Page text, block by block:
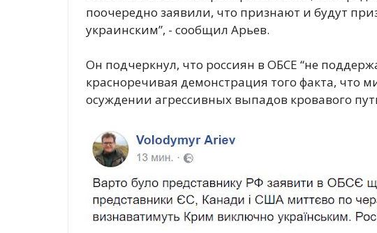
поочередно заявили, что признают и будут
украинским”, - сообщил Арьев.
Он подчеркнул, что россиян в ОБСЕ “не
красноречивая демонстрация того факта, что
осуждении агрессивных выпадов кровавого